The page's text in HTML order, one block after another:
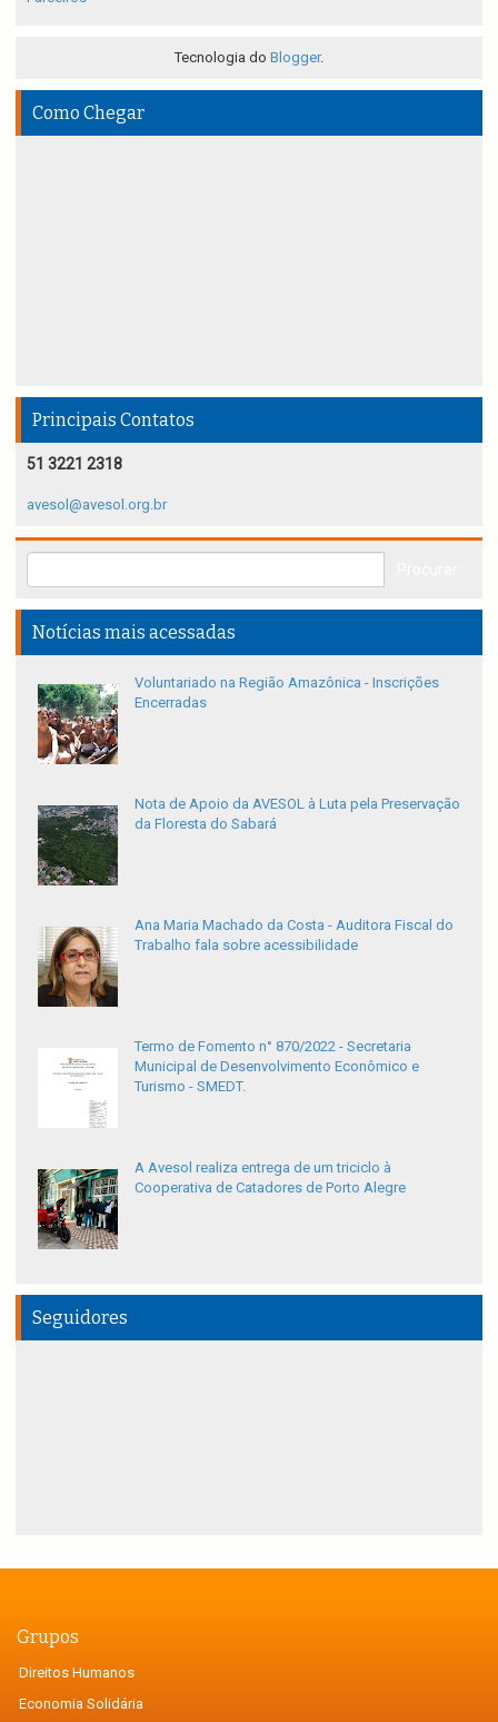
Tecnologia do Blogger.
Como Chegar
Principais Contatos
51 3221 2318
avesol@avesol.org.br
Notícias mais acessadas
Voluntariado na Região Amazônica - Inscrições
Encerradas
Nota de Apoio da AVESOL à Luta pela Preservação
da Floresta do Sabará
Ana Maria Machado da Costa - Auditora Fiscal do
Trabalho fala sobre acessibilidade
Termo de Fomento n° 870/2022 - Secretaria
Municipal de Desenvolvimento Econômico e
Turismo - SMEDT.
A Avesol realiza entrega de um triciclo à
Cooperativa de Catadores de Porto Alegre
Seguidores
Grupos
Direitos Humanos
Economia Solidária